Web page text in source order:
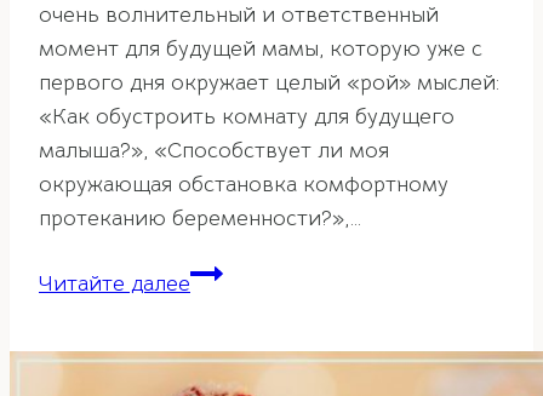
очень волнительный и ответственный
момент для будущей мамы, которую уже с
первого дня окружает целый «рой» мыслей:
«Как обустроить комнату для будущего
малыша?», «Способствует ли моя
окружающая обстановка комфортному
протеканию беременности?»,…
Читайте далееБеременность